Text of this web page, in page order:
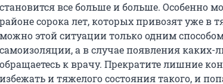
становится все больше и больше. Особенно
районе сорока лет, которых привозят уже в
можно этой ситуации только одним
самоизоляции, а в случае появления каких-
обращаетесь к врачу. Прекратите лишние
избежать и тяжелого состояния такого, и